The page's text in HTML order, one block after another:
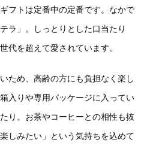
フトは定番中の定番です。なかで
ラ」。しっとりとした口当たり
代を超えて愛されています。
ため、高齢の方にも負担なく楽し
入りや専用パッケージに入ってい
り。お茶やコーヒーとの相性も抜
しみたい」という気持ちを込めて